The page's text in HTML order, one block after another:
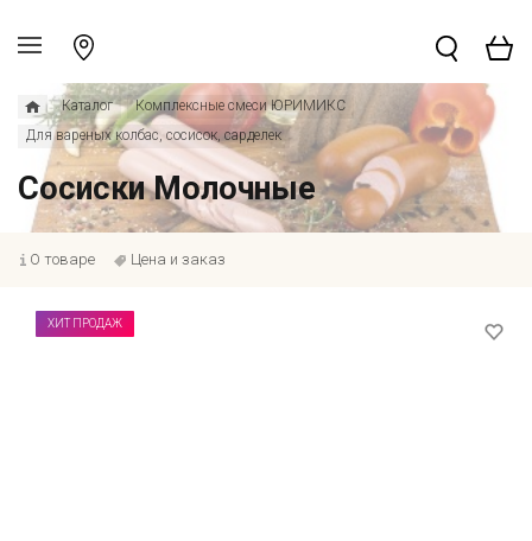
Каталог
Комплексные смеси ЮРИМИКС
Для вареных колбас, сосисок, сарделек
Сосиски Молочные
О товаре Цена и заказ
ХИТ ПРОДАЖ